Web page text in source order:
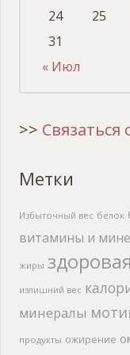
« Июл
24
25
31
>> Связаться
Метки
Избыточный вес белок
витамины и
жиры
излишний вес
минералы
продукты ожирение